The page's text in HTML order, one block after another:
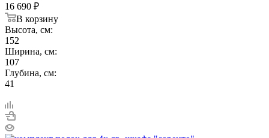
16 690 ₽
В корзину
Высота, см:
152
Ширина, см:
107
Глубина, см:
41